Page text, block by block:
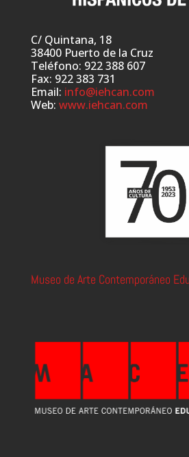
C/ Quintana, 18
38400 Puerto de la Cruz
Teléfono: 922 388 607
Fax: 922 383 731
Email: info@iehcan.com
Web: www.iehcan.com
Museo de Arte Contemporáneo